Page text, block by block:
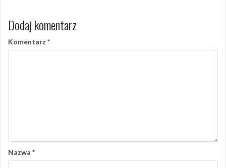
Dodaj komentarz
Komentarz *
Nazwa *